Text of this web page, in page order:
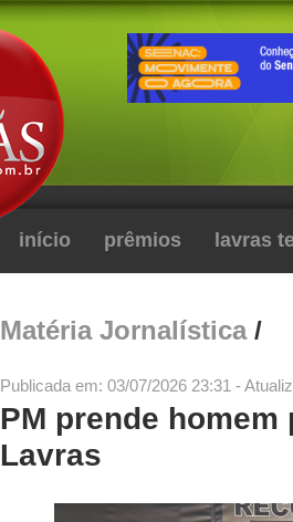
início prêmios lavras
Matéria Jornalística/
Publicada em: 03/07/2026 23:31 -
PM prende
Lavras